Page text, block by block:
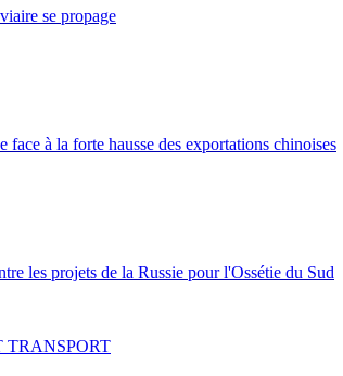
se propage
à la forte hausse des exportations chinoises
les projets de la Russie pour l'Ossétie du Sud
TRANSPORT